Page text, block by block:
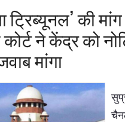
ट्रिब्यूनल’ की
ने केंद्र को
मांगा